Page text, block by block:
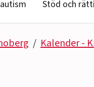
Stöd och
Kalender -